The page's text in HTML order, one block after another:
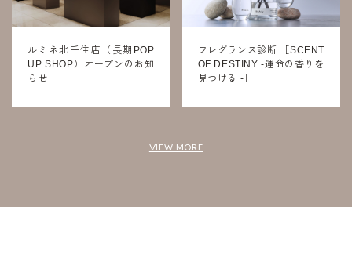
ルミネ北千住店（長期POP
UP SHOP）オープンのお知
らせ
フレグランス診断 ［SCENT
OF DESTINY -運命の香りを
見つける -］
VIEW MORE